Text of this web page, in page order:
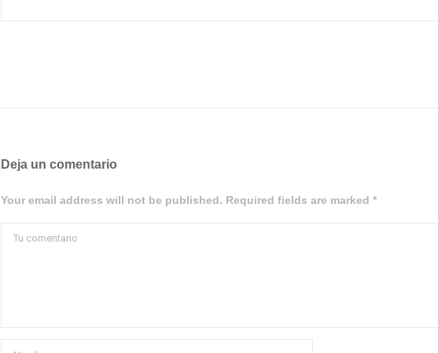
Deja un comentario
Your email address will not be published. Required fields are marked *